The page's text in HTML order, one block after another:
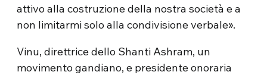
attivo alla costruzione della nostra società e a
non limitarmi solo alla condivisione verbale».
Vinu, direttrice dello Shanti Ashram, un
movimento gandiano, e presidente onoraria